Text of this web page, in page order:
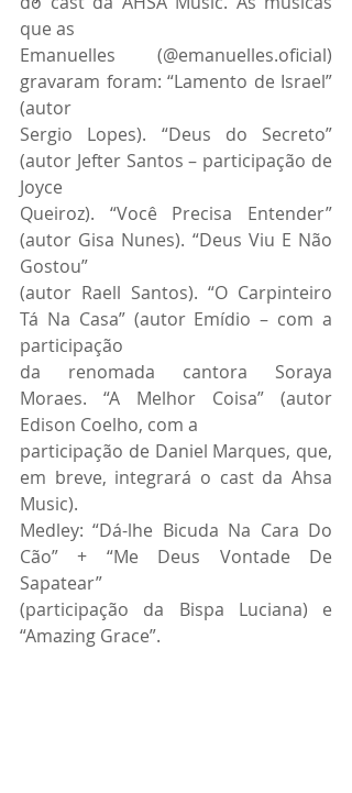
que as
Emanuelles (@emanuelles.oficial)
gravaram foram: “Lamento de Israel”
(autor
Sergio Lopes). “Deus do Secreto”
(autor Jefter Santos – participação de
Joyce
Queiroz). “Você Precisa Entender”
(autor Gisa Nunes). “Deus Viu E Não
Gostou”
(autor Raell Santos). “O Carpinteiro
Tá Na Casa” (autor Emídio – com a
participação
da renomada cantora Soraya
Moraes. “A Melhor Coisa” (autor
Edison Coelho, com a
participação de Daniel Marques, que,
em breve, integrará o cast da Ahsa
Music).
Medley: “Dá-lhe Bicuda Na Cara Do
Cão” + “Me Deus Vontade De
Sapatear”
(participação da Bispa Luciana) e
“Amazing Grace”.